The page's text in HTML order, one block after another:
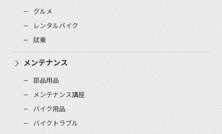
グルメ
レンタルバイク
試乗
メンテナンス
部品用品
メンテナンス講座
バイク用品
バイクトラブル